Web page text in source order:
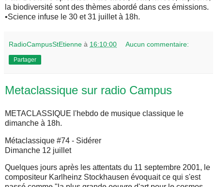
la biodiversité sont des thèmes abordé dans ces émissions.
•Science infuse le 30 et 31 juillet à 18h.
RadioCampusStEtienne à 16:10:00 Aucun commentaire:
Partager
Metaclassique sur radio Campus
METACLASSIQUE l'hebdo de musique classique le
dimanche à 18h.
Métaclassique #74 - Sidérer
Dimanche 12 juillet
Quelques jours après les attentats du 11 septembre 2001, le
compositeur Karlheinz Stockhausen évoquait ce qui s'est